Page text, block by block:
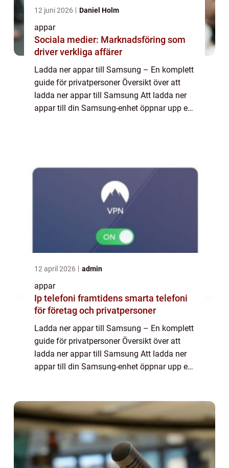
12 juni 2026 Daniel Holm
appar
Sociala medier: Marknadsföring som
driver verkliga affärer
Ladda ner appar till Samsung – En komplett
guide för privatpersoner Översikt över att
ladda ner appar till Samsung Att ladda ner
appar till din Samsung-enhet öppnar upp en
12 april 2026 admin
appar
Ip telefoni framtidens smarta telefoni
för företag och privatpersoner
Ladda ner appar till Samsung – En komplett
guide för privatpersoner Översikt över att
ladda ner appar till Samsung Att ladda ner
appar till din Samsung-enhet öppnar upp en